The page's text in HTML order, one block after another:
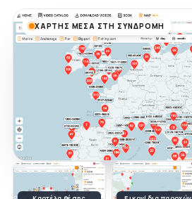
ΧΆΡΤΗΣ ΜΈΣΑ ΣΤΗ ΣΥΝΔΡΟΜΉ